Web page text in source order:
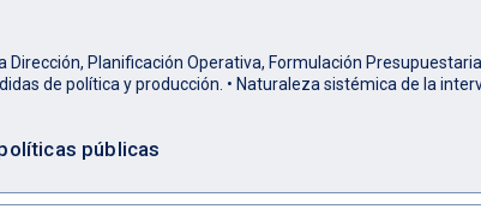
Planificación Operativa, Formulación
de política y producción. • Naturaleza sistémica de la
públicas